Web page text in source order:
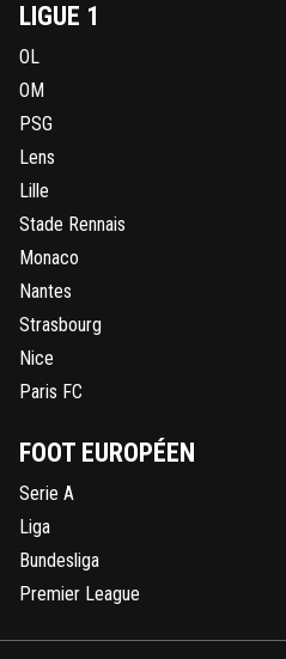
LIGUE 1
OL
OM
PSG
Lens
Lille
Stade Rennais
Monaco
Nantes
Strasbourg
Nice
Paris FC
FOOT EUROPÉEN
Serie A
Liga
Bundesliga
Premier League